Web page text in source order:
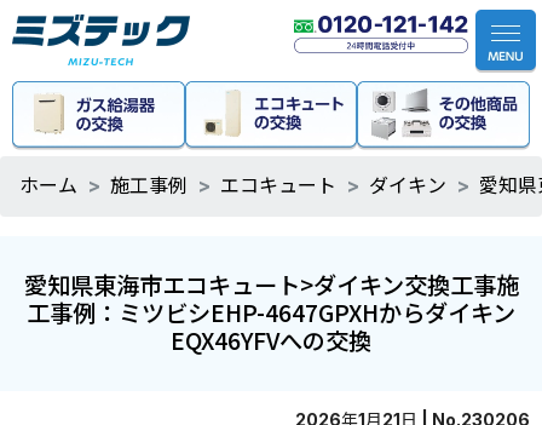
ホーム 施工事例 エコキュート ダイキン 愛知
愛知県東海市エコキュート>ダイキン交換工事施
工事例：ミツビシEHP-4647GPXHからダイキン
EQX46YFVへの交換
2026年1月21日 | No.230206